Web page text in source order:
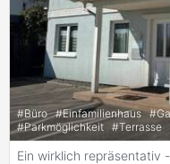
#Büro #Einfamilienhaus #
#Parkmöglichkeit #Terrasse
Ein wirklich repräsentativ